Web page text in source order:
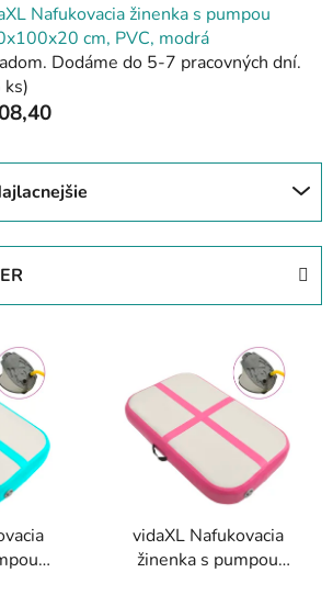
Nafukovacia žinenka s pumpou
cm, PVC, modrá
Dodáme do 5-7 pracovných dní.
ks)
vidaXL Nafukovacia
žinenka s pumpou